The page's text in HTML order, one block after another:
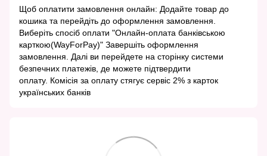
Щоб оплатити замовлення онлайн: Додайте товар до
кошика та перейдіть до оформлення замовлення.
Виберіть спосіб оплати "Онлайн-оплата банківською
карткою(WayForPay)" Завершіть оформлення
замовлення. Далі ви перейдете на сторінку системи
безпечних платежів, де можете підтвердити
оплату. Комісія за оплату стягує сервіс 2% з карток
українських банків